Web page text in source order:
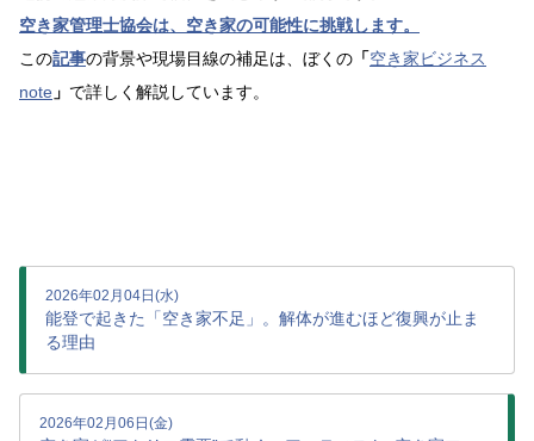
空き家管理士協会は、空き家の可能性に挑戦します。
この記事の背景や現場目線の補足は、ぼくの 「空き家ビジネス
note 」 で詳しく解説しています。
2026年02月04日(水)
能登で起きた「空き家不足」。解体が進むほど復興が止ま
る理由
2026年02月06日(金)